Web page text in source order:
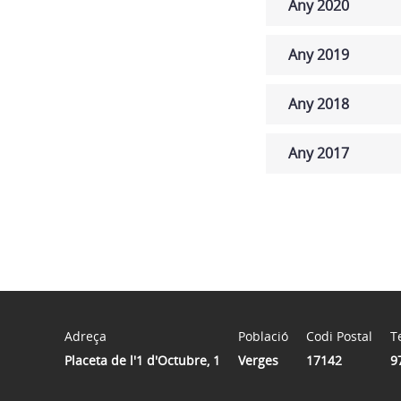
Any 2020
Any 2019
Any 2018
Any 2017
Adreça
Placeta de l'1 d'Octubre, 1
Població
Verges
Codi Postal
17142